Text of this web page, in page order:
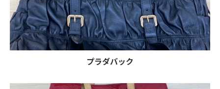
プラダバック